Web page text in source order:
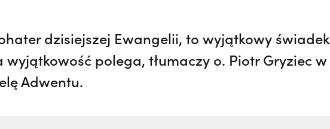
dzisiejszej Ewangelii, to wyjątkowy świadek
wyjątkowość polega, tłumaczy o. Piotr Gryziec w
Adwentu.